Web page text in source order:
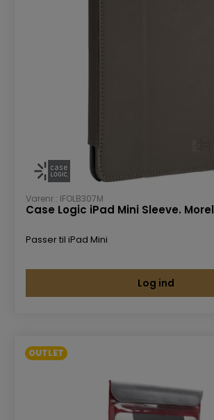
Varenr.: IFOLB307M
Case Logic iPad Mini Sleeve. Morel
Passer til iPad Mini
Log ind
OUTLET